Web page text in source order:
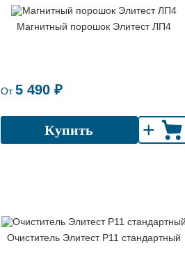
Магнитный порошок Элитест ЛП4
От5 490 ₽
Купить +
Очиститель Элитест Р11 стандартный